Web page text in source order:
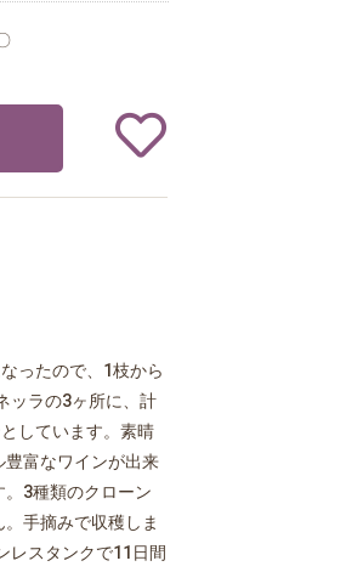
ったので、1枝から
ッラの3ヶ所に、計
しています。素晴
富なワインが出来
3種類のクローン
手摘みで収穫しま
レスタンクで11日間